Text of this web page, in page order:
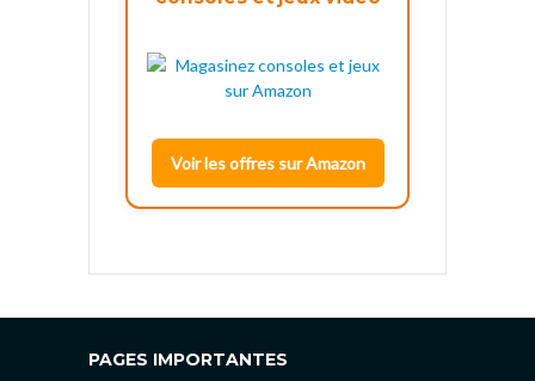
Voir les offres sur Amazon
PAGES IMPORTANTES